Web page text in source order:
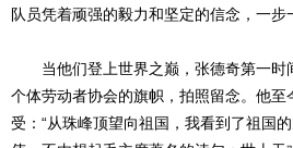
队员凭着顽强的毅力和坚定的信念，一步
当他们登上世界之巅，张德奇第一时
个体劳动者协会的旗帜，拍照留念。他
受：“从珠峰顶望向祖国，我看到了祖国